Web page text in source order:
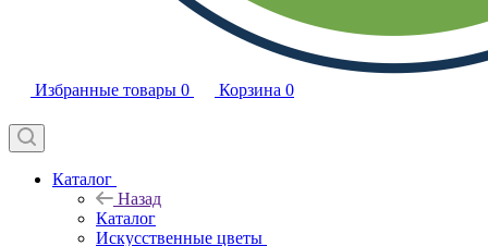
Избранные товары 0 Корзина 0
Каталог
Назад
Каталог
Искусственные цветы